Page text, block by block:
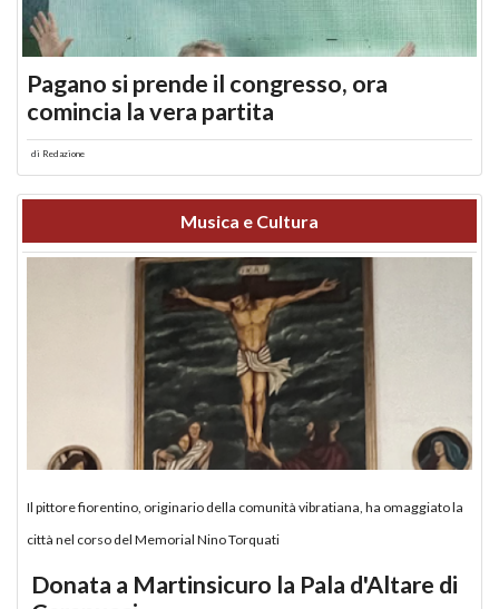
Pagano si prende il congresso, ora
comincia la vera partita
di Redazione
Musica e Cultura
Il pittore fiorentino, originario della comunità vibratiana, ha omaggiato la
città nel corso del Memorial Nino Torquati
Donata a Martinsicuro la Pala d'Altare di